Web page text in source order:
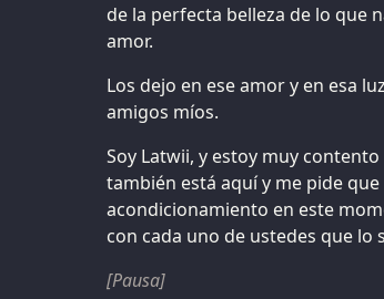
de la perfecta belleza de lo que
amor.
Los dejo en ese amor y en esa
amigos míos.
Soy Latwii, y estoy muy
también está aquí y me pide
acondicionamiento en este
con cada uno de ustedes que lo
[Pausa]